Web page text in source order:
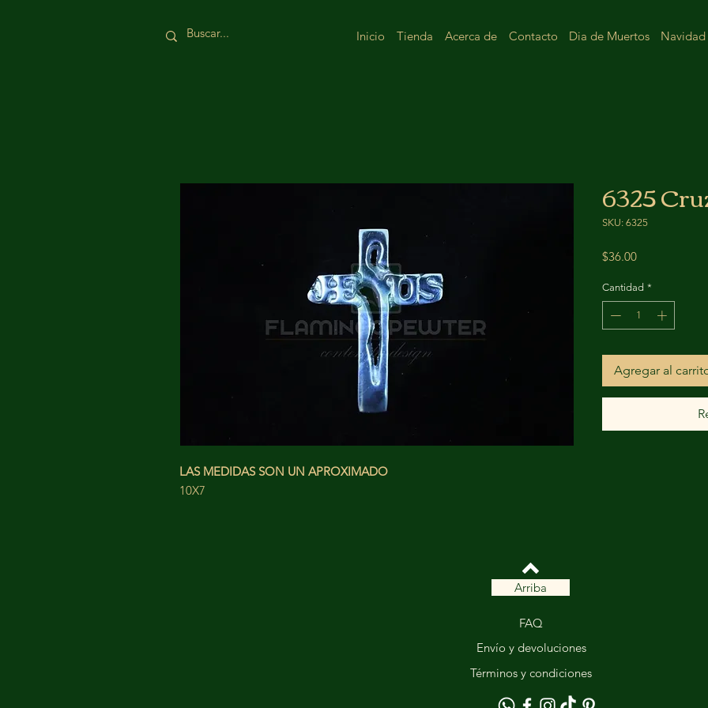
Inicio Tienda Acerca de Contacto Dia de Muertos Navidad
LAS MEDIDAS SON UN APROXIMADO
10X7
6325
SKU: 6325
$36.00Precio
Cantidad *
Agregar al
Arriba
FAQ
Envío y devoluciones
Términos y condiciones